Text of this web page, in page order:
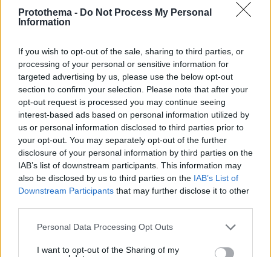
Protothema - Do Not Process My Personal
Information
If you wish to opt-out of the sale, sharing to third parties, or
processing of your personal or sensitive information for
targeted advertising by us, please use the below opt-out
section to confirm your selection. Please note that after your
opt-out request is processed you may continue seeing
interest-based ads based on personal information utilized by
us or personal information disclosed to third parties prior to
your opt-out. You may separately opt-out of the further
disclosure of your personal information by third parties on the
IAB’s list of downstream participants. This information may
also be disclosed by us to third parties on the IAB’s List of
Downstream Participants that may further disclose it to other
Please note that this website/app uses one or more Google
not limited to your visit or usage behaviour. You may click to
Personal Data Processing Opt Outs
I want to opt-out of the Sharing of my
ώρες είναι ώρες ευθύνης και περισυλλογής».
Η δίκη στο Εφετείο για τη φονική πυρκαγιά στο
Μάτι θα συνεχιστεί αύριο, ενώ νωρίτερα οι
συνήγοροι των 10 κατηγορουμένων που
κρίθηκαν ένοχοι, ζήτησαν από το δικαστήριο να
τους αναγνωρίσει κατά περίπτωση τα
ελαφρυντικά του σύννομου βίου, των μη
ταπεινών αιτίων, της καλής συμπεριφοράς μετά
την πράξη και της μη εύλογης διάρκειας της
ποινικής διαδικασίας που δεν οφείλεται σε
Ωστόσο, η διαδικασία μετά την ανακοίνωση της
απόφασης επί της ενοχής διεξήχθη με μεγάλη